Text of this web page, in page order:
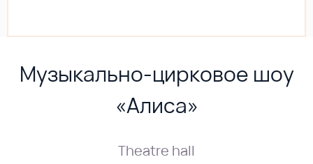
Музыкально-цирковое шоу
«Алиса»
Theatre hall